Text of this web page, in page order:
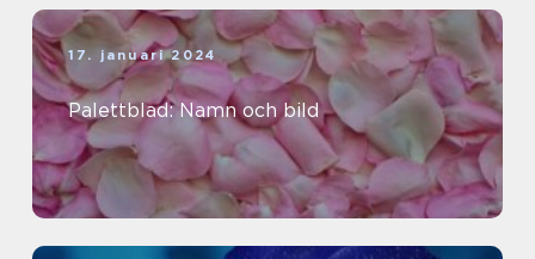
17. januari 2024
Palettblad: Namn och bild